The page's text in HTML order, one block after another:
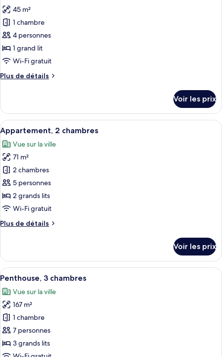
les
photos
pour
ce
type
chambre :
chambre
45 m²
1 chambre
4 personnes
1 grand lit
Wi-Fi gratuit
Plus de détails
Plus
le
type
de
chambre
Appartement,
chambre
Voir les prix
Afficher
toutes
les
photos
pour
ce
type
de
chambre :
Appartement,
Appartement, 2 chambres | Coffres-
15
Appartement, 2 chambres
Vue sur la ville
71 m²
2 chambres
5 personnes
2 grands lits
Wi-Fi gratuit
Plus de détails
Plus
le
type
de
Appartement,
2
chambres
Voir les prix
Afficher
toutes
les
photos
pour
ce
type
de
Un salon moderne avec un canapé
18
Penthouse, 3 chambres
Vue sur la ville
167 m²
1 chambre
7 personnes
3 grands lits